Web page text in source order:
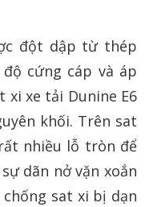
đột dập từ thép
cứng cáp và áp
xi xe tải Dunine E6
khối. Trên sat
nhiều lỗ tròn để
dãn nở vặn xoắn
sat xi bị dạn